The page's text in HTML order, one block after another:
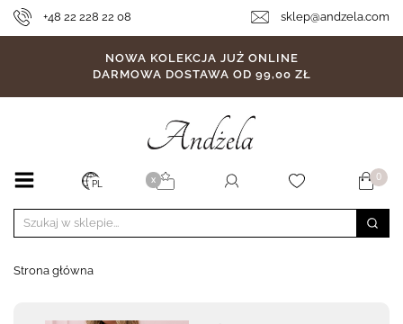
+48 22 228 22 08 sklep@andzela.com
NOWA KOLEKCJA JUŻ ONLINE
DARMOWA DOSTAWA OD 99,00 ZŁ
PL X 0
Strona główna